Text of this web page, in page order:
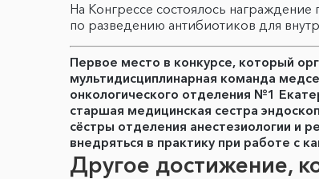
На Конгрессе состоялось
по разведению антибиотиков для
Первое место в конкурсе, который
мультидисциплинарная команда
онкологического отделения №1
старшая медицинская сестра
сёстры отделения анестезиологии и
внедряться в практику при работе с
Другое достижение,